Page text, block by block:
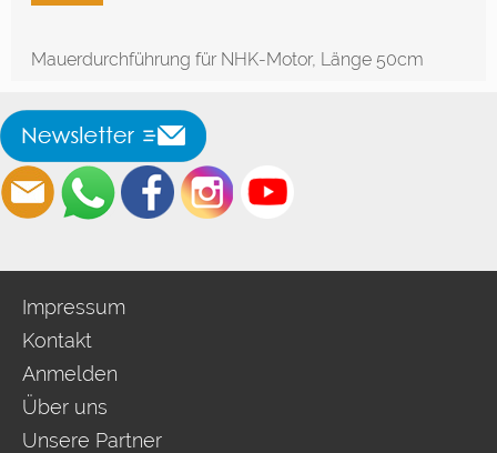
Mauerdurchführung für NHK-Motor, Länge 50cm
Impressum
Kontakt
Anmelden
Über uns
Unsere Partner